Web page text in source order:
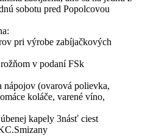
sobotu pred Popolcovou
pri výrobe zabíjačkových
v podaní FSk
nápojov (ovarová polievka,
koláče, varené víno,
kapely 3násť ciest